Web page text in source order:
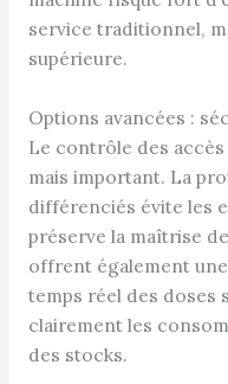
service traditionnel,
supérieure.
Options avancées :
Le contrôle des
mais important. La
différenciés évite les
préserve la maîtrise
offrent également
temps réel des doses
clairement les
des stocks.